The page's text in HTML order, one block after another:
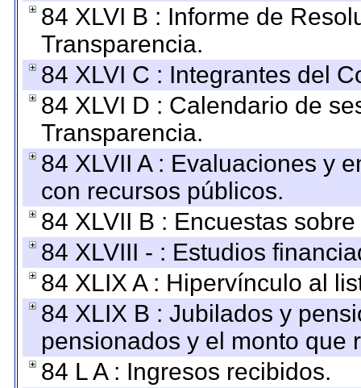
84 XLVI B : Informe de
Transparencia.
84 XLVI C : Integrantes del
84 XLVI D : Calendario de
Transparencia.
84 XLVII A : Evaluaciones y
con recursos públicos.
84 XLVII B : Encuestas
84 XLVIII - : Estudios
84 XLIX A : Hipervínculo al
84 XLIX B : Jubilados y
pensionados y el monto que
84 L A : Ingresos recibidos.